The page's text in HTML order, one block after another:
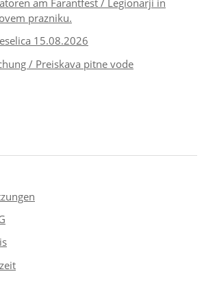
am Farantfest / Legionarji in
prazniku.
15.08.2026
/ Preiskava pitne vode